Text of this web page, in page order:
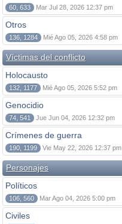
60, 633 Mar Jul 28, 2026 12:37 pm
Otros
136, 1284 Mié Ago 05, 2026 4:58 pm
Víctimas del conflicto
Holocausto
132, 1177 Mié Ago 05, 2026 5:52 pm
Genocidio
74, 541 Jue Jun 04, 2026 12:32 pm
Crímenes de guerra
190, 1199 Vie May 22, 2026 12:37 pm
Personajes
Políticos
106, 560 Mar Ago 04, 2026 5:00 pm
Civiles